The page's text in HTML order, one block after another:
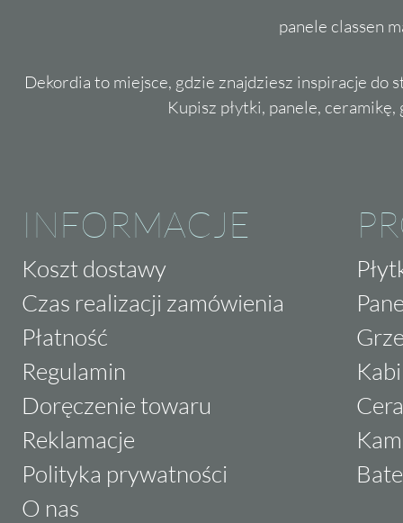
panele classen
Dekordia to miejsce, gdzie znajdziesz inspiracje do
Kupisz płytki, panele,
INFORMACJE
Koszt dostawy
Czas realizacji zamówienia
Płatność
Regulamin
Doręczenie towaru
Reklamacje
Polityka prywatności
O nas